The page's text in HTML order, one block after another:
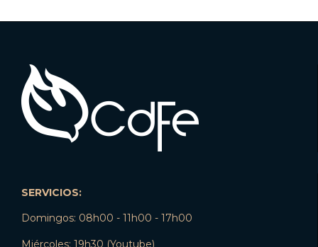
SERVICIOS:
Domingos: 08h00 - 11h00 - 17h00
Miércoles: 19h30 (Youtube)